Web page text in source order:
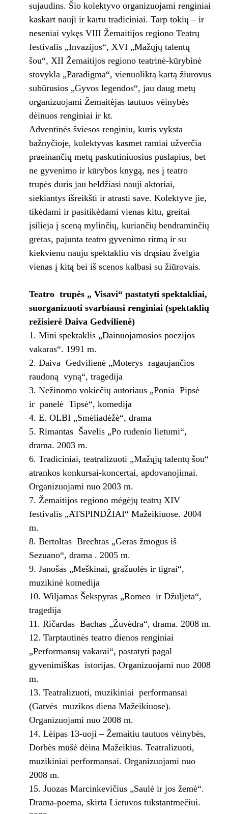
sujaudins. Šio kolektyvo organizuojami renginiai
kaskart nauji ir kartu tradiciniai. Tarp tokių – ir
neseniai vykęs VIII Žemaitijos regiono Teatrų
festivalis „Invazijos“, XVI „Mažųjų talentų
šou“, XII Žemaitijos regiono teatrinė-kūrybinė
stovykla „Paradigma“, vienuoliktą kartą žiūrovus
subūrusios „Gyvos legendos“, jau daug metų
organizuojami Žemaitėjas tautuos vėinybės
dėinuos renginiai ir kt.
Adventinės šviesos renginiu, kuris vyksta
bažnyčioje, kolektyvas kasmet ramiai užverčia
praeinančių metų paskutiniuosius puslapius, bet
ne gyvenimo ir kūrybos knygą, nes į teatro
trupės duris jau beldžiasi nauji aktoriai,
siekiantys išreikšti ir atrasti save. Kolektyve jie,
tikėdami ir pasitikėdami vienas kitu, greitai
įsilieja į sceną mylinčių, kuriančių bendraminčių
gretas, pajunta teatro gyvenimo ritmą ir su
kiekvienu nauju spektakliu vis drąsiau žvelgia
vienas į kitą bei iš scenos kalbasi su žiūrovais.
Teatro trupės „ Visavi“ pastatyti spektakliai,
suorganizuoti svarbiausi renginiai (spektaklių
režisierė Daiva Gedvilienė)
Mini spektaklis „Dainuojamosios poezijos
vakaras“. 1991 m.
Daiva Gedvilienė „Moterys ragaujančios
raudoną vyną“, tragedija
Nežinomo vokiečių autoriaus „Ponia Pipsė
ir panelė Tipsė“, komedija
E. OLBI „Smėliadėžė“, drama
Rimantas Šavelis „Po rudenio lietumi“,
drama. 2003 m.
Tradiciniai, teatralizuoti „Mažųjų talentų šou“
atrankos konkursai-koncertai, apdovanojimai.
Organizuojami nuo 2003 m.
Žemaitijos regiono mėgėjų teatrų XIV
festivalis „ATSPINDŽIAI“ Mažeikiuose. 2004
m.
Bertoltas Brechtas „Geras žmogus iš
Sezuano“, drama . 2005 m.
Janošas „Meškinai, gražuolės ir tigrai“,
muzikinė komedija
Wiljamas Šekspyras „Romeo ir Džuljeta“,
tragedija
Ričardas Bachas „Žuvėdra“, drama. 2008 m.
Tarptautinės teatro dienos renginiai
„Performansų vakarai“, pastatyti pagal
gyvenimiškas istorijas. Organizuojami nuo 2008
m.
Teatralizuoti, muzikiniai performansai
(Gatvės muzikos diena Mažeikiuose).
Organizuojami nuo 2008 m.
Lėipas 13-uoji – Žemaitiu tautuos vėinybės,
Dorbės mūšė dėina Mažeikiūs. Teatralizuoti,
muzikiniai performansai. Organizuojami nuo
2008 m.
Juozas Marcinkevičius „Saulė ir jos žemė“.
Drama-poema, skirta Lietuvos tūkstantmečiui.